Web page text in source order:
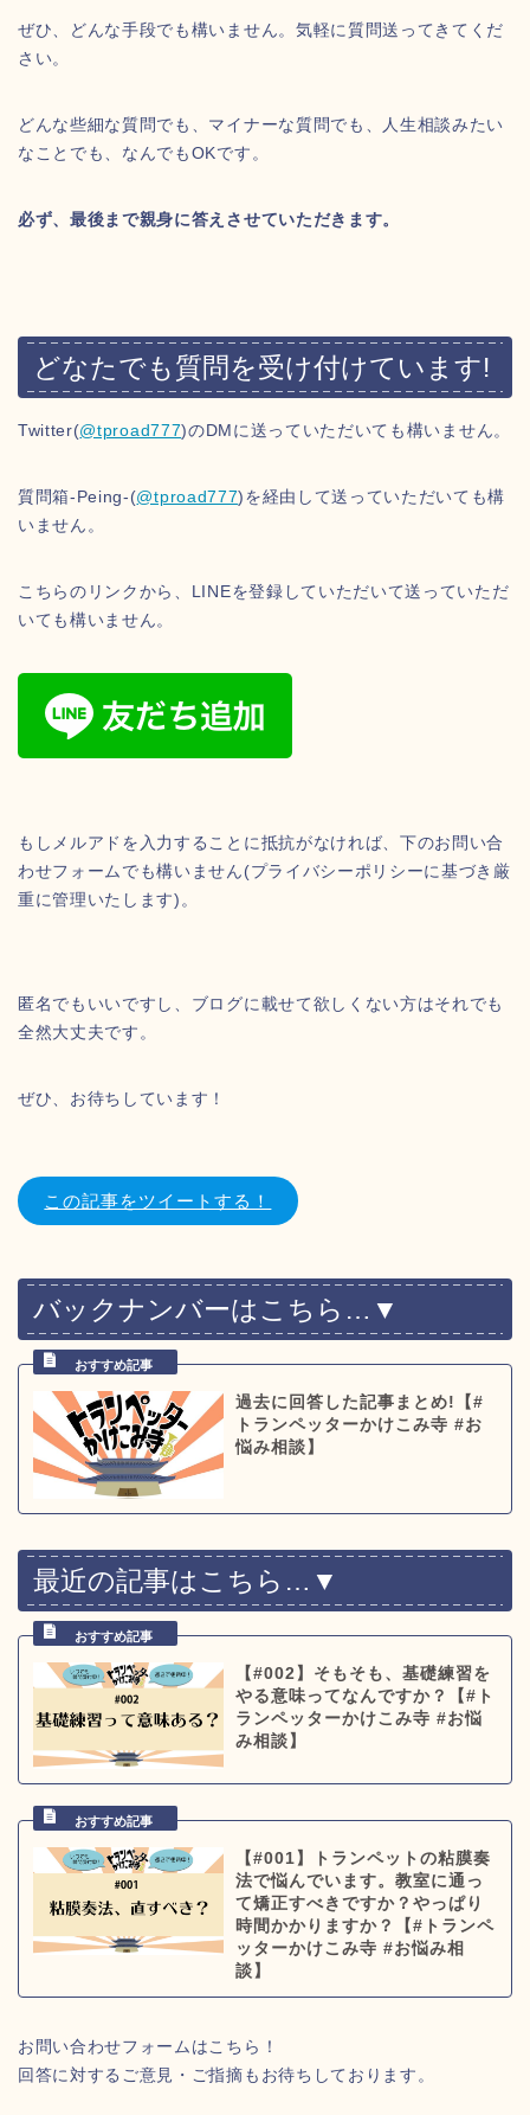
ぜひ、どんな手段でも構いません。気軽に質問送ってきてくだ
さい。
どんな些細な質問でも、マイナーな質問でも、人生相談みたい
なことでも、なんでもOKです。
必ず、最後まで親身に答えさせていただきます。
どなたでも質問を受け付けています!
Twitter(@tproad777)のDMに送っていただいても構いません。
質問箱-Peing-(@tproad777)を経由して送っていただいても構
いません。
こちらのリンクから、LINEを登録していただいて送っていただ
いても構いません。
もしメルアドを入力することに抵抗がなければ、下のお問い合
わせフォームでも構いません(プライバシーポリシーに基づき厳
重に管理いたします)。
匿名でもいいですし、ブログに載せて欲しくない方はそれでも
全然大丈夫です。
ぜひ、お待ちしています！
この記事をツイートする！
バックナンバーはこちら…▼
過去に回答した記事まとめ!【#
トランペッターかけこみ寺 #お
悩み相談】
最近の記事はこちら…▼
【#002】そもそも、基礎練習を
やる意味ってなんですか？【#ト
ランペッターかけこみ寺 #お悩
み相談】
【#001】トランペットの粘膜奏
法で悩んでいます。教室に通っ
て矯正すべきですか？やっぱり
時間かかりますか？【#トランペ
ッターかけこみ寺 #お悩み相
談】
お問い合わせフォームはこちら！
回答に対するご意見・ご指摘もお待ちしております。